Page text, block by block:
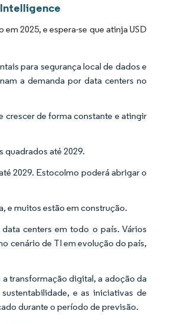
2025, e espera-se que atinja USD
para segurança local de dados e
a demanda por data centers no
crescer de forma constante e atingir
quadrados até 2029.
2029. Estocolmo poderá abrigar o
e muitos estão em construção.
centers em todo o país. Vários
cenário de TI em evolução do país,
transformação digital, a adoção da
e as iniciativas de
durante o período de previsão.